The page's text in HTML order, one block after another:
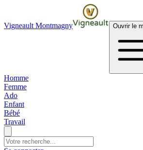
Vigneault Montmagny Ouvrir le
Homme
Femme
Ado
Enfant
Bébé
Travail